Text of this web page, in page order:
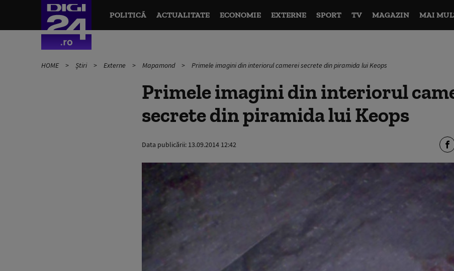
POLITICĂ ACTUALITATE ECONOMIE EXTERNE SPORT TV MAGAZIN MAI
HOME Știri Externe Mapamond Primele imagini din interiorul camerei secrete din piramida lui Keops
Primele imagini din interiorul
secrete din piramida lui Keops
Data publicării: 13.09.2014 12:42